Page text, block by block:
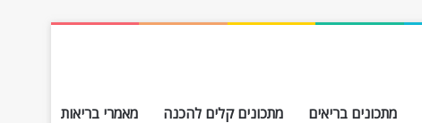
מתכונים בריאים מתכונים קלים להכנה מאמרי בריאות